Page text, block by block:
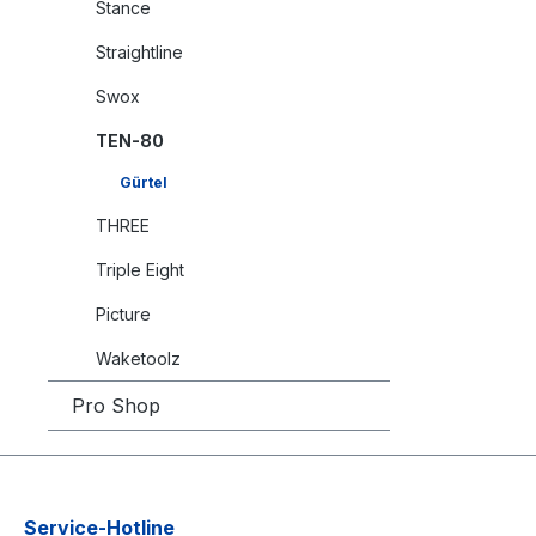
Stance
Straightline
Swox
TEN-80
Gürtel
THREE
Triple Eight
Picture
Waketoolz
Pro Shop
Service-Hotline